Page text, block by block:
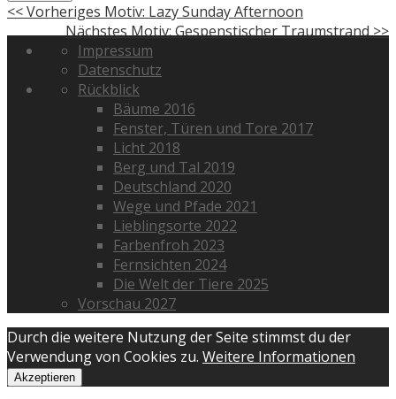
<< Vorheriges Motiv: Lazy Sunday Afternoon
Nächstes Motiv: Gespenstischer Traumstrand >>
Impressum
Datenschutz
Rückblick
Bäume 2016
Fenster, Türen und Tore 2017
Licht 2018
Berg und Tal 2019
Deutschland 2020
Wege und Pfade 2021
Lieblingsorte 2022
Farbenfroh 2023
Fernsichten 2024
Die Welt der Tiere 2025
Vorschau 2027
Durch die weitere Nutzung der Seite stimmst du der
Verwendung von Cookies zu. Weitere Informationen
Akzeptieren